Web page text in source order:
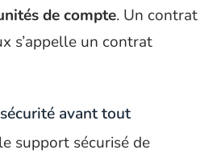
de compte. Un contrat
s’appelle un contrat
avant tout
support sécurisé de